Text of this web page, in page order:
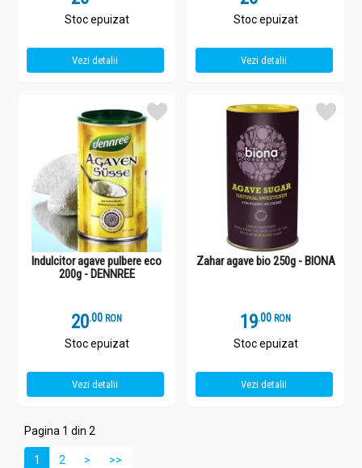
Stoc epuizat
Vezi detalii
Stoc epuizat
Vezi detalii
Indulcitor agave pulbere eco
200g - DENNREE
20.0 RON
Stoc epuizat
Vezi detalii
Zahar agave bio 250g - BIONA
19.0 RON
Stoc epuizat
Vezi detalii
Pagina 1 din 2
1 2 > >>